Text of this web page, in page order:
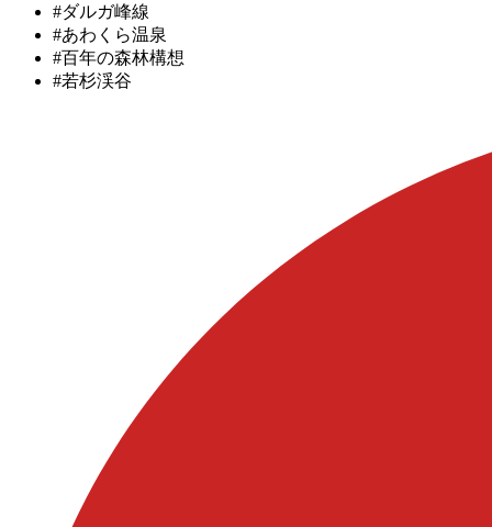
#ダルガ峰線
#あわくら温泉
#百年の森林構想
#若杉渓谷